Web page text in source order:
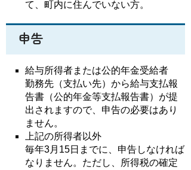
て、町内に住んでいない方。
申告
給与所得者または公的年金受給者
勤務先（支払い先）から給与支払報
告書（公的年金等支払報告書）が提
出されますので、申告の必要はあり
ません。
上記の所得者以外
毎年3月15日までに、申告しなければ
なりません。ただし、所得税の確定